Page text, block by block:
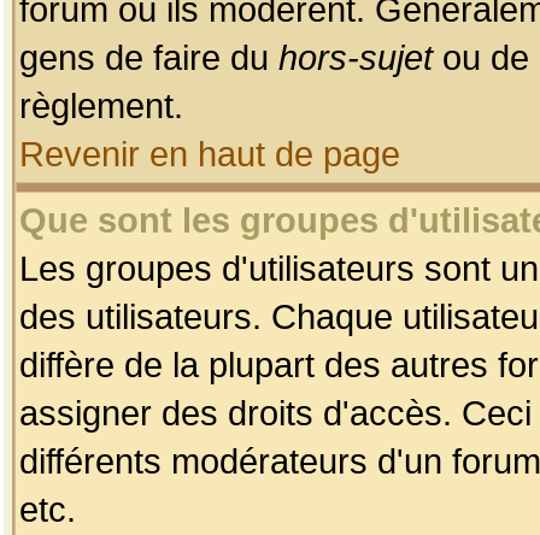
forum où ils modèrent.
gens de faire du hors-sujetou de
règlement.
Revenir en haut de page
Que sont les groupes
Les groupes d'utilisateurs sont
des utilisateurs. Chaque
diffère de la plupart des autres
assigner des droits d'accès.
différents modérateurs d'un
etc.